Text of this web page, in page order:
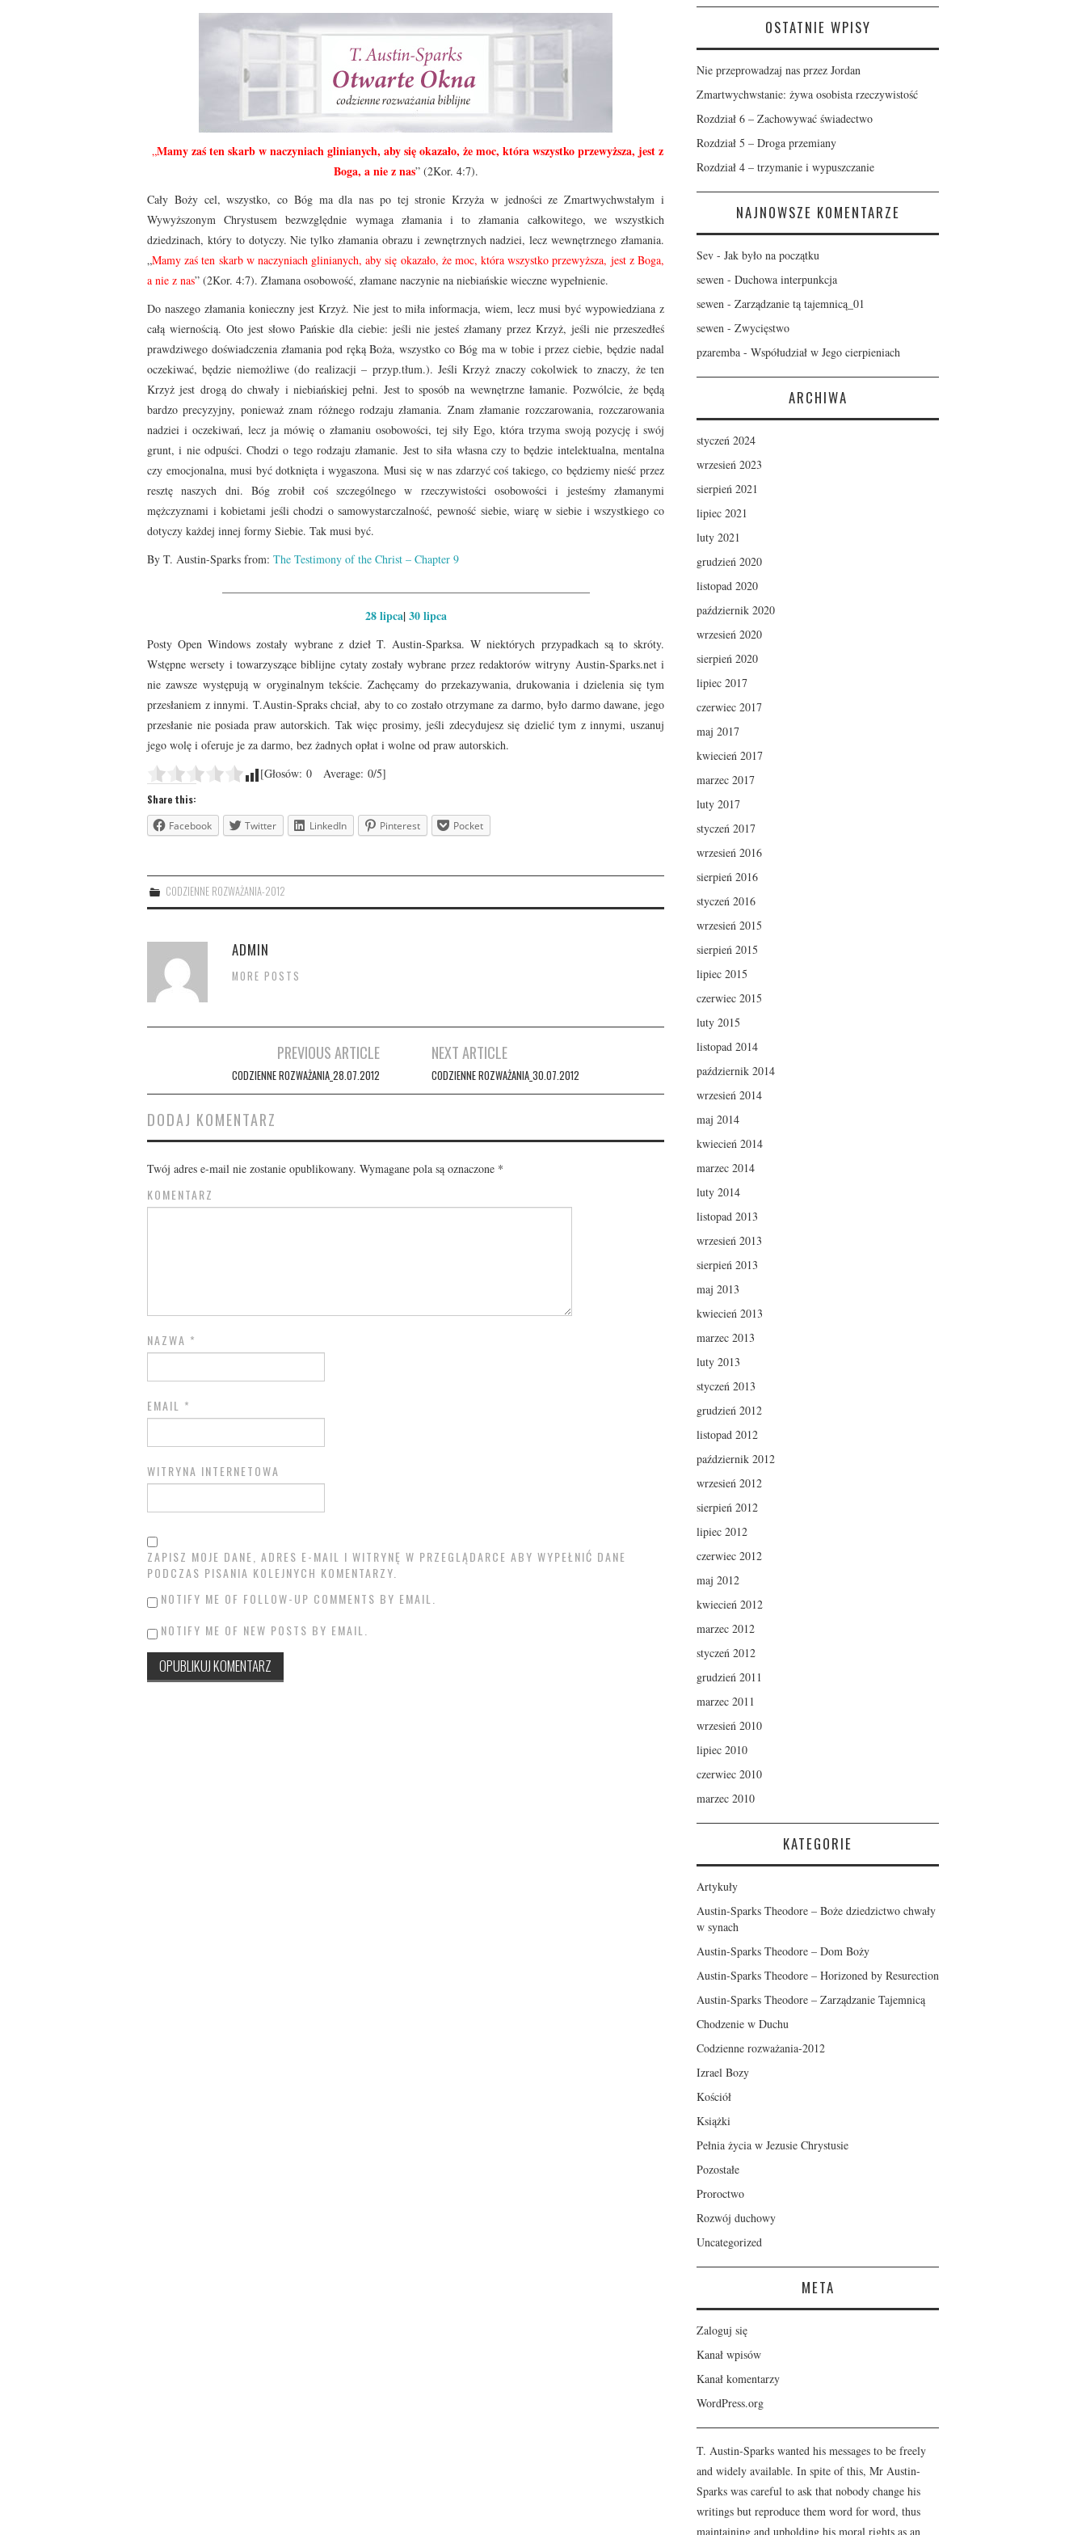
„Mamy zaś ten skarb w naczyniach glinianych, aby się okazało, że moc, która wszystko przewyższa, jest z
Boga, a nie z nas” (2Kor. 4:7).
Cały Boży cel, wszystko, co Bóg ma dla nas po tej stronie Krzyża w jedności ze Zmartwychwstałym i
Wywyższonym Chrystusem bezwzględnie wymaga złamania i to złamania całkowitego, we wszystkich
dziedzinach, który to dotyczy. Nie tylko złamania obrazu i zewnętrznych nadziei, lecz wewnętrznego złamania.
„Mamy zaś ten skarb w naczyniach glinianych, aby się okazało, że moc, która wszystko przewyższa, jest z Boga,
a nie z nas” (2Kor. 4:7). Złamana osobowość, złamane naczynie na niebiańskie wieczne wypełnienie.
Do naszego złamania konieczny jest Krzyż. Nie jest to miła informacja, wiem, lecz musi być wypowiedziana z
całą wiernością. Oto jest słowo Pańskie dla ciebie: jeśli nie jesteś złamany przez Krzyż, jeśli nie przeszedłeś
prawdziwego doświadczenia złamania pod ręką Boża, wszystko co Bóg ma w tobie i przez ciebie, będzie nadal
oczekiwać, będzie niemożliwe (do realizacji – przyp.tłum.). Jeśli Krzyż znaczy cokolwiek to znaczy, że ten
Krzyż jest drogą do chwały i niebiańskiej pełni. Jest to sposób na wewnętrzne łamanie. Pozwólcie, że będą
bardzo precyzyjny, ponieważ znam różnego rodzaju złamania. Znam złamanie rozczarowania, rozczarowania
nadziei i oczekiwań, lecz ja mówię o złamaniu osobowości, tej siły Ego, która trzyma swoją pozycję i swój
grunt, i nie odpuści. Chodzi o tego rodzaju złamanie. Jest to siła własna czy to będzie intelektualna, mentalna
czy emocjonalna, musi być dotknięta i wygaszona. Musi się w nas zdarzyć coś takiego, co będziemy nieść przez
resztę naszych dni. Bóg zrobił coś szczególnego w rzeczywistości osobowości i jesteśmy złamanymi
mężczyznami i kobietami jeśli chodzi o samowystarczalność, pewność siebie, wiarę w siebie i wszystkiego co
dotyczy każdej innej formy Siebie. Tak musi być.
By T. Austin-Sparks from: The Testimony of the Christ – Chapter 9
28 lipca|30 lipca
Posty Open Windows zostały wybrane z dzieł T. Austin-Sparksa. W niektórych przypadkach są to skróty.
Wstępne wersety i towarzyszące biblijne cytaty zostały wybrane przez redaktorów witryny Austin-Sparks.net i
nie zawsze występują w oryginalnym tekście. Zachęcamy do przekazywania, drukowania i dzielenia się tym
przesłaniem z innymi. T.Austin-Spraks chciał, aby to co zostało otrzymane za darmo, było darmo dawane, jego
przesłanie nie posiada praw autorskich. Tak więc prosimy, jeśli zdecydujesz się dzielić tym z innymi, uszanuj
jego wolę i oferuje je za darmo, bez żadnych opłat i wolne od praw autorskich.
[Głosów: 0 Average: 0/5]
Share this:
Facebook
Twitter LinkedIn Pinterest Pocket
CODZIENNE ROZWAŻANIA-2012
ADMIN
MORE POSTS
PREVIOUS ARTICLE
CODZIENNE ROZWAŻANIA_28.07.2012
NEXT ARTICLE
CODZIENNE ROZWAŻANIA_30.07.2012
DODAJ KOMENTARZ
Twój adres e-mail nie zostanie opublikowany. Wymagane pola są oznaczone *
KOMENTARZ
NAZWA *
EMAIL *
WITRYNA INTERNETOWA
ZAPISZ MOJE DANE, ADRES E-MAIL I WITRYNĘ W PRZEGLĄDARCE ABY WYPEŁNIĆ DANE
PODCZAS PISANIA KOLEJNYCH KOMENTARZY.
NOTIFY ME OF FOLLOW-UP COMMENTS BY EMAIL.
NOTIFY ME OF NEW POSTS BY EMAIL.
OSTATNIE WPISY
Nie przeprowadzaj nas przez Jordan
Zmartwychwstanie: żywa osobista rzeczywistość
Rozdział 6 – Zachowywać świadectwo
Rozdział 5 – Droga przemiany
Rozdział 4 – trzymanie i wypuszczanie
NAJNOWSZE KOMENTARZE
Sev - Jak było na początku
sewen - Duchowa interpunkcja
sewen - Zarządzanie tą tajemnicą_01
sewen - Zwycięstwo
pzaremba - Współudział w Jego cierpieniach
ARCHIWA
styczeń 2024
wrzesień 2023
sierpień 2021
lipiec 2021
luty 2021
grudzień 2020
listopad 2020
październik 2020
wrzesień 2020
sierpień 2020
lipiec 2017
czerwiec 2017
maj 2017
kwiecień 2017
marzec 2017
luty 2017
styczeń 2017
wrzesień 2016
sierpień 2016
styczeń 2016
wrzesień 2015
sierpień 2015
lipiec 2015
czerwiec 2015
luty 2015
listopad 2014
październik 2014
wrzesień 2014
maj 2014
kwiecień 2014
marzec 2014
luty 2014
listopad 2013
wrzesień 2013
sierpień 2013
maj 2013
kwiecień 2013
marzec 2013
luty 2013
styczeń 2013
grudzień 2012
listopad 2012
październik 2012
wrzesień 2012
sierpień 2012
lipiec 2012
czerwiec 2012
maj 2012
kwiecień 2012
marzec 2012
styczeń 2012
grudzień 2011
marzec 2011
wrzesień 2010
lipiec 2010
czerwiec 2010
marzec 2010
KATEGORIE
Artykuły
Austin-Sparks Theodore – Boże dziedzictwo chwały
w synach
Austin-Sparks Theodore – Dom Boży
Austin-Sparks Theodore – Horizoned by Resurection
Austin-Sparks Theodore – Zarządzanie Tajemnicą
Chodzenie w Duchu
Codzienne rozważania-2012
Izrael Bozy
Kościół
Książki
Pełnia życia w Jezusie Chrystusie
Pozostałe
Proroctwo
Rozwój duchowy
Uncategorized
META
Zaloguj się
Kanał wpisów
Kanał komentarzy
WordPress.org
T. Austin-Sparks wanted his messages to be freely
and widely available. In spite of this, Mr Austin-
Sparks was careful to ask that nobody change his
writings but reproduce them word for word, thus
maintaining and upholding his moral rights as an